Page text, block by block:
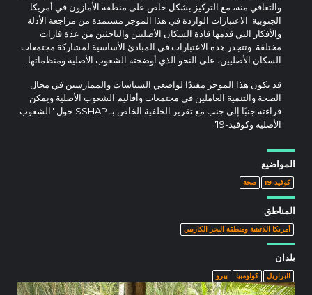
والتعافي منه، مع التركيز بشكل خاص على منطقة الأمازون في أمريكا
الجنوبية. الاعتبارات الواردة في هذا الموجز مستمدة من مراجعة الأدلة
والأفكار التي قدمها قادة السكان الأصليين والباحثين من عدة قارات
مختلفة. وتتجذر هذه الاعتبارات في المبادئ الأساسية لمشاركة مجتمعات
السكان الأصليين، على النحو الذي أوضحته الشعوب الأصلية ومنظماتها.
قد يكون هذا الموجز مفيدًا لواضعي السياسات والممارسين في مجال
الصحة والتنمية العاملين في مجتمعات وأقاليم الشعوب الأصلية ويمكن
قراءته جنبًا إلى جنب مع تقرير الخلفية الخاص بـ SSHAP حول "الشعوب
الأصلية وكوفيد-19".
المواضيع
كوفيد-19 صحة
المناطق
أمريكا اللاتينية ومنطقة البحر الكاريبي
بلدان
البرازيل كولومبيا بيرو